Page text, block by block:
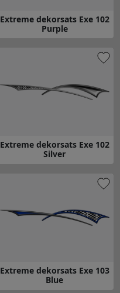
Extreme dekorsats Exe 102
Purple
Extreme dekorsats Exe 102
Silver
Extreme dekorsats Exe 103
Blue